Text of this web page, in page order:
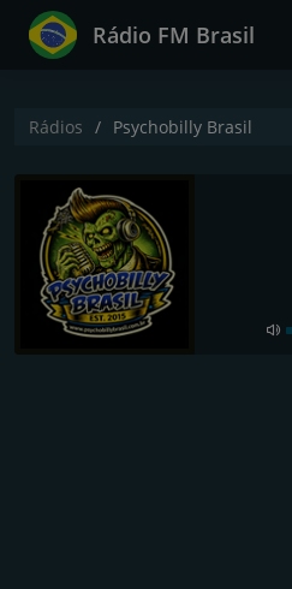
Rádio FM Brasil
Rádios Psychobilly Brasil